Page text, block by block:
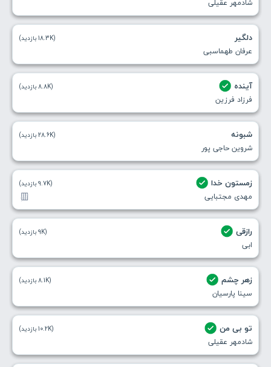
شادمهر عقیلی
دلگیر
عرفان طهماسبی
(18.3K بازدید)
آینده
فرزاد فرزین
(8.8K بازدید)
شبونه
شروین حاجی پور
(28.6K بازدید)
زمستون خدا
مهدی مجتبایی
(9.7K بازدید)
رازقی
ابی
(9K بازدید)
زهر چشم
سینا پارسیان
(8.1K بازدید)
تو بی من
شادمهر عقیلی
(10.2K بازدید)